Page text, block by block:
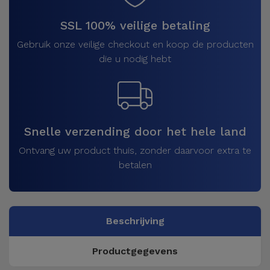
SSL 100% veilige betaling
Gebruik onze veilige checkout en koop de producten
die u nodig hebt
Snelle verzending door het hele land
Ontvang uw product thuis, zonder daarvoor extra te
betalen
Beschrijving
Productgegevens